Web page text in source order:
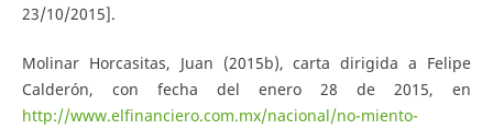
23/10/2015].
Molinar Horcasitas, Juan (2015b), carta dirigida a Felipe
Calderón, con fecha del enero 28 de 2015, en
http://www.elfinanciero.com.mx/nacional/no-miento-